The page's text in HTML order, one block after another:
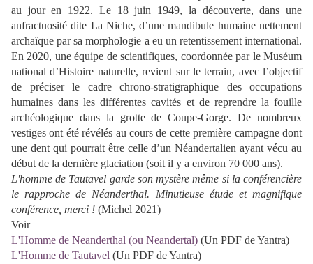
au jour en 1922. Le 18 juin 1949, la découverte, dans une
anfractuosité dite La Niche, d’une mandibule humaine nettement
archaïque par sa morphologie a eu un retentissement international.
En 2020, une équipe de scientifiques, coordonnée par le Muséum
national d’Histoire naturelle, revient sur le terrain, avec l’objectif
de préciser le cadre chrono-stratigraphique des occupations
humaines dans les différentes cavités et de reprendre la fouille
archéologique dans la grotte de Coupe-Gorge. De nombreux
vestiges ont été révélés au cours de cette première campagne dont
une dent qui pourrait être celle d’un Néandertalien ayant vécu au
début de la dernière glaciation (soit il y a environ 70 000 ans).
L'homme de Tautavel garde son mystère même si la conférencière
le rapproche de Néanderthal. Minutieuse étude et magnifique
conférence, merci ! (Michel 2021)
Voir
L'Homme de Neanderthal (ou Neandertal) (Un PDF de Yantra)
L'Homme de Tautavel (Un PDF de Yantra)